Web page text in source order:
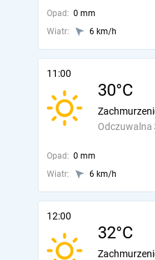
Opad: 0 mm
Wiatr:
6 km/h
11:00
30°C
Odczuwalna
Opad: 0 mm
Wiatr:
6 km/h
12:00
32°C